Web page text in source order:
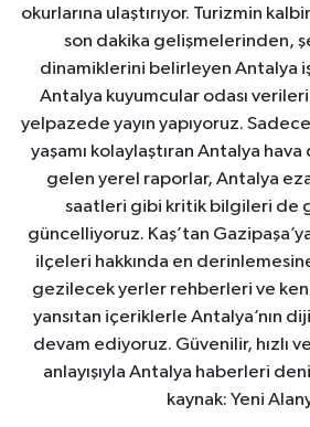
okurlarına ulaştırıyor. Turizmin
son dakika gelişmelerinden,
dinamiklerini belirleyen Antalya
Antalya kuyumcular odası
yelpazede yayın yapıyoruz.
yaşamı kolaylaştıran Antalya
gelen yerel raporlar, Antalya
saatleri gibi kritik bilgileri de
güncelliyoruz. Kaş’tan
ilçeleri hakkında en
gezilecek yerler rehberleri ve
yansıtan içeriklerle Antalya’nın
devam ediyoruz. Güvenilir, hızlı
anlayışıyla Antalya haberleri
kaynak: Yeni